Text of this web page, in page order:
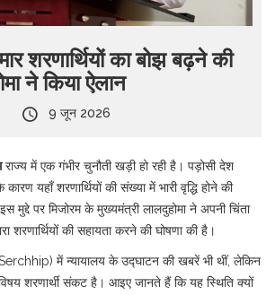
शरणार्थियों का बोझ बढ़ने की
ने किया ऐलान
9 जून 2026
राज्य में एक गंभीर चुनौती खड़ी हो रही है। पड़ोसी देश
कारण यहाँ शरणार्थियों की संख्या में भारी वृद्धि होने की
मुद्दे परमिजोरम के मुख्यमंत्री लालदुहोमाने अपनी चिंता
शरणार्थियों की सहायता करने की घोषणा की है।
में न्यायालय के उद्घाटन की खबरें भी थीं, लेकिन
शरणार्थी संकट है। आइए जानते हैं कि यह स्थिति क्यों